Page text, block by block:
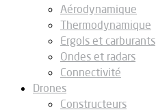
Aérodynamique
Thermodynamique
Ergols et carburants
Ondes et radars
Connectivité
Drones
Constructeurs